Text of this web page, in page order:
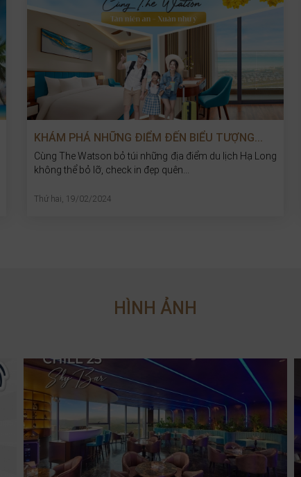
KHÁM PHÁ NHỮNG ĐIỂM ĐẾN BIỂU TƯỢNG...
Cùng The Watson bỏ túi những địa điểm du lịch Hạ Long
không thể bỏ lỡ, check in đẹp quên...
Thứ hai, 19/02/2024
HÌNH ẢNH